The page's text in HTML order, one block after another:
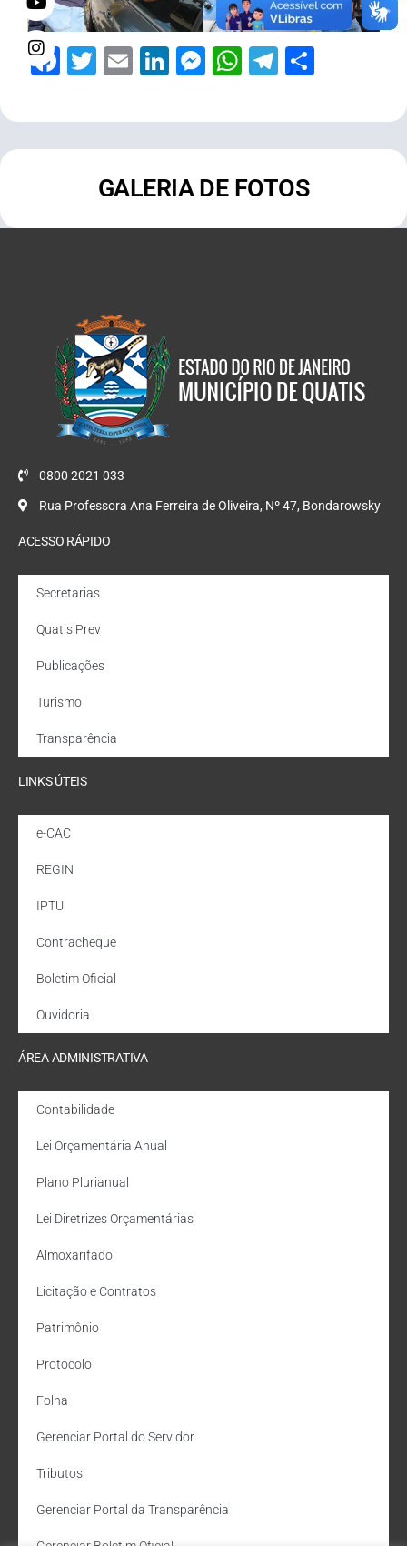
Facebook
Twitter
EmailLinkedIn
Messenger
WhatsApp
Telegram
GALERIA DE FOTOS
0800 2021 033
Rua Professora Ana Ferreira de Oliveira, Nº 47, Bondarowsky
ACESSO RÁPIDO
Secretarias
Quatis Prev
Publicações
Turismo
Transparência
LINKS ÚTEIS
e-CAC
REGIN
IPTU
Contracheque
Boletim Oficial
Ouvidoria
ÁREA ADMINISTRATIVA
Contabilidade
Lei Orçamentária Anual
Plano Plurianual
Lei Diretrizes Orçamentárias
Almoxarifado
Licitação e Contratos
Patrimônio
Protocolo
Folha
Gerenciar Portal do Servidor
Tributos
Gerenciar Portal da Transparência